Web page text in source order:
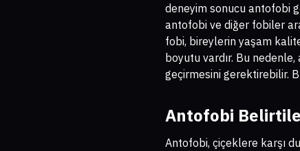
deneyim sonucu antofobi
antofobi ve diğer fobiler
fobi, bireylerin yaşam
boyutu vardır. Bu
geçirmesini gerektirebilir.
Antofobi
Antofobi, çiçeklere karşı